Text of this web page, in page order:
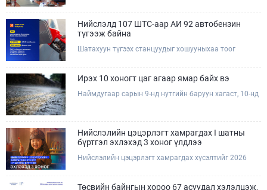
Жэф Эдвардс тэргүүтэй төлөөлөгчдийг Зам,
тээврийн сайд Б.Дэлгэрсайхан хүлээн авч уулзав.
Нийслэлд 107 ШТС-аар АИ 92 автобензин
түгээж байна
Шатахуун түгээх станцуудыг хошууныхаа тоог
Ирэх 10 хоногт цаг агаар ямар байх вэ
Наймдугаар сарын 9-нд нутгийн баруун хагаст, 10-нд
Нийслэлийн цэцэрлэгт хамрагдах I шатны
бүртгэл эхлэхэд 3 хоног үлдлээ
Нийслэлийн цэцэрлэгт хамрагдах хүсэлтийг 2026
цахимаар хүлээн авна.Хүүхдээ цэцэрлэгт хамруулах
Төсвийн байнгын хороо 67 асуудал хэлэлцэж,